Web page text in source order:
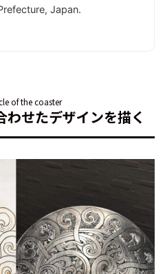
Japan.
of the coaster
わせたデザインを描く